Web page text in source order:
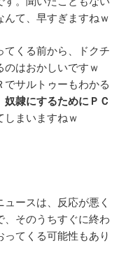
んて、早すぎますねｗ
てくる前から、ドクチ
のはおかしいですｗ
でサルトゥーもわかる
奴隷にするためにＰＣ
しまいますねｗ
ースは、反応が悪く
、そのうちすぐに終わ
てくる可能性もあり